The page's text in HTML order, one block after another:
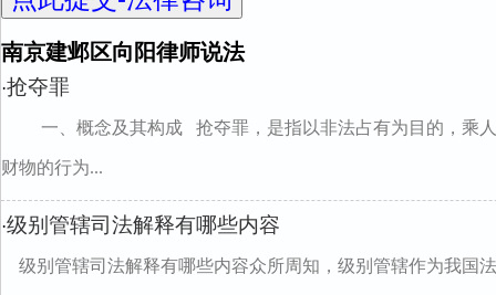
南京建邺区向阳律师说法
·抢夺罪
一、概念及其构成 抢夺罪，是指以非法占有为目的，乘
财物的行为...
·级别管辖司法解释有哪些内容
级别管辖司法解释有哪些内容众所周知，级别管辖作为我国